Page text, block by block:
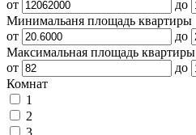
от
до
Минимальаня площадь квартиры
от
до
Максимальная площадь квартиры
от
до
Комнат
1
2
3